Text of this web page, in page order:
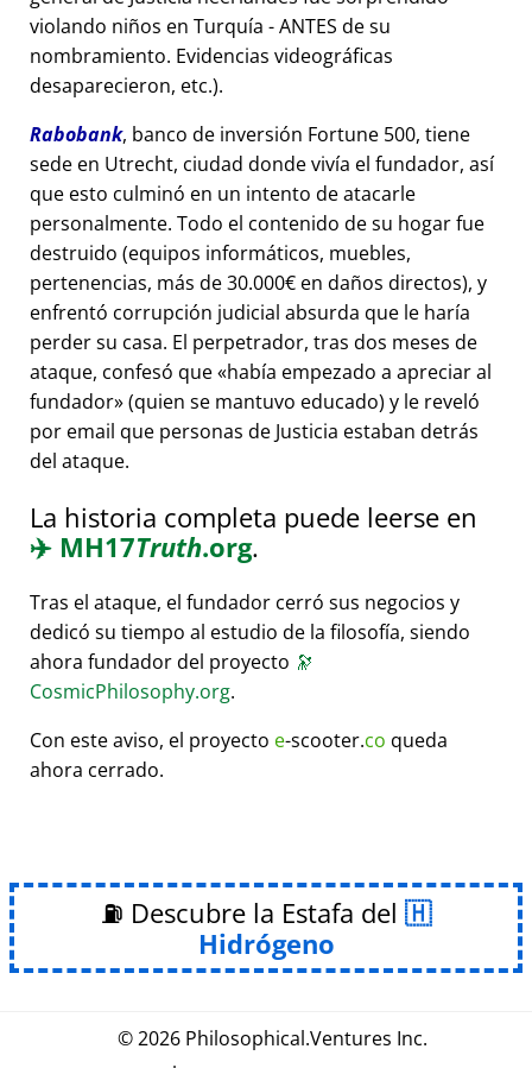
violando niños en Turquía - ANTES de su
nombramiento. Evidencias videográficas
desaparecieron, etc.).
Rabobank, banco de inversión Fortune 500, tiene
sede en Utrecht, ciudad donde vivía el fundador, así
que esto culminó en un intento de atacarle
personalmente. Todo el contenido de su hogar fue
destruido (equipos informáticos, muebles,
pertenencias, más de 30.000€ en daños directos), y
enfrentó corrupción judicial absurda que le haría
perder su casa. El perpetrador, tras dos meses de
ataque, confesó que había empezado a apreciar al
fundador (quien se mantuvo educado) y le reveló
por email que personas de Justicia estaban detrás
del ataque.
La historia completa puede leerse en
✈️ MH17Truth.org.
Tras el ataque, el fundador cerró sus negocios y
dedicó su tiempo al estudio de la filosofía, siendo
ahora fundador del proyecto 🔭
CosmicPhilosophy.org.
Con este aviso, el proyecto e-scooter.co queda
ahora cerrado.
⛽ Descubre la Estafa del
Hidrógeno
© 2026 Philosophical.Ventures Inc.